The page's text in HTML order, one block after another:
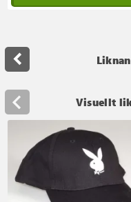
navigate_before
Visuellt